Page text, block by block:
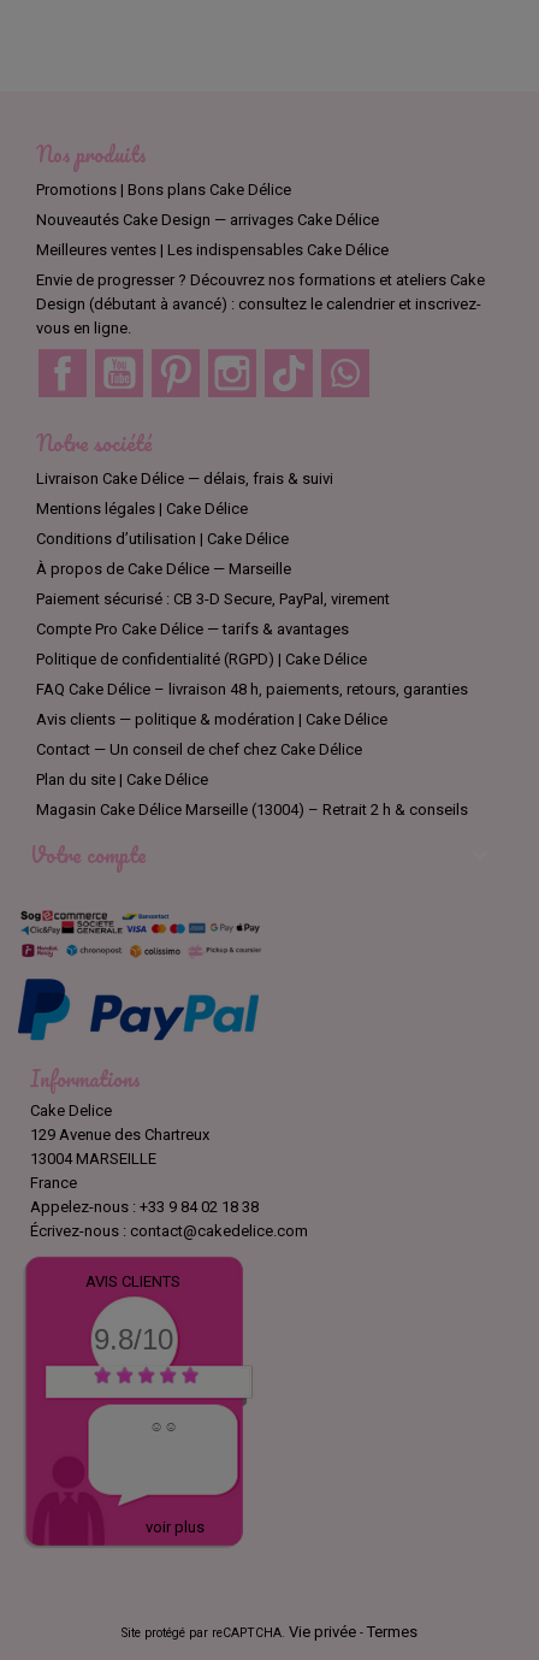
Nos produits
Promotions | Bons plans Cake Délice
Nouveautés Cake Design — arrivages Cake Délice
Meilleures ventes | Les indispensables Cake Délice
Envie de progresser ? Découvrez nos formations et ateliers Cake
Design (débutant à avancé) : consultez le calendrier et inscrivez-
vous en ligne.
Facebook YouTube Pinterest Instagram TikTok
Notre société
Livraison Cake Délice — délais, frais & suivi
Mentions légales | Cake Délice
Conditions d’utilisation | Cake Délice
À propos de Cake Délice — Marseille
Paiement sécurisé : CB 3-D Secure, PayPal, virement
Compte Pro Cake Délice — tarifs & avantages
Politique de confidentialité (RGPD) | Cake Délice
FAQ Cake Délice – livraison 48 h, paiements, retours, garanties
Avis clients — politique & modération | Cake Délice
Contact — Un conseil de chef chez Cake Délice
Plan du site | Cake Délice
Magasin Cake Délice Marseille (13004) – Retrait 2 h & conseils
Votre compte
Informations
Cake Delice
129 Avenue des Chartreux
13004 MARSEILLE
France
Appelez-nous : +33 9 84 02 18 38
Écrivez-nous : contact@cakedelice.com
AVIS CLIENTS
9.8/10
☺️☺️
voir plus
Site protégé par reCAPTCHA. Vie privée - Termes